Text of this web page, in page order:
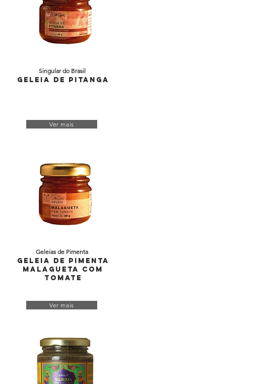
Singular do Brasil
Geleia de Pitanga
Ver mais
Geleias de Pimenta
Geleia de Pimenta
Malagueta com
Tomate
Ver mais